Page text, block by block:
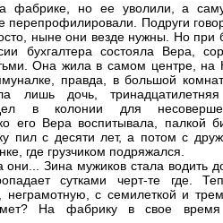
фабрике, но ее уволили, а
Подруги
ныне они везде нужны. Но при
бухгалтера состояла Вера,
Она жила в самом центре, на
правда, в большой
лишь дочь,
в колонии для
его Вера воспитывала, палкой
пил с десяти лет, а потом с
где грузчиком подряжался.
Зина мужиков стала водить
сутками черт-те где.
с семилеткой и
На фабрику в свое время